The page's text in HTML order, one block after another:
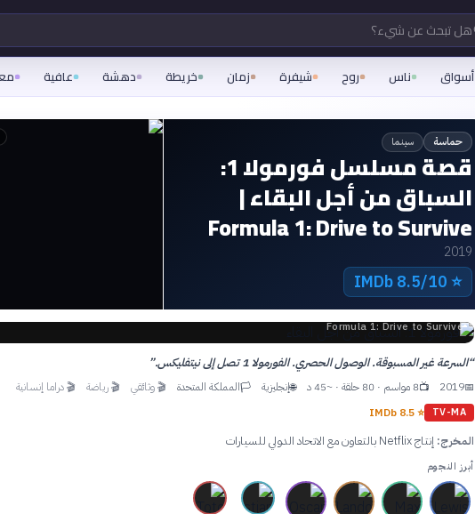
هل تبحث عن شيء؟
أسواق ناس روح شيفرة زمان خريطة دهشة عافية
حماسة سينما
قصة مسلسل فورمولا 1:
السباق من أجل البقاء |
Formula 1: Drive to Survive
2019
⭐
8.5/10 IMDb
Formula 1: Drive to Survive
“السرعة غير المسبوقة. الوصول الحصري. الفورمولا 1 تصل إلى نيتفليكس. ”
📅
2019
📺8 مواسم · 80 حلقة · ~45 د 🌐إنجليزية 🏳المملكة المتحدة 🎬وثائقي 🎬رياضة 🎬دراما إنسانية
TV-MA
⭐
8.5
IMDb
المخرج: إنتاج Netflix بالتعاون مع الاتحاد الدولي للسيارات
أبرز النجوم